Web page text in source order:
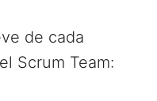
de cada
Scrum Team: